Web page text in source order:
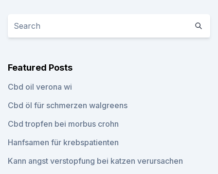
Featured Posts
Cbd oil verona wi
Cbd öl für schmerzen walgreens
Cbd tropfen bei morbus crohn
Hanfsamen für krebspatienten
Kann angst verstopfung bei katzen verursachen